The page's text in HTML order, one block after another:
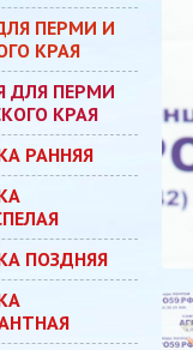
ПЕРМИ И
КРАЯ
ДЛЯ ПЕРМИ
КРАЯ
РАННЯЯ
ПОЗДНЯЯ